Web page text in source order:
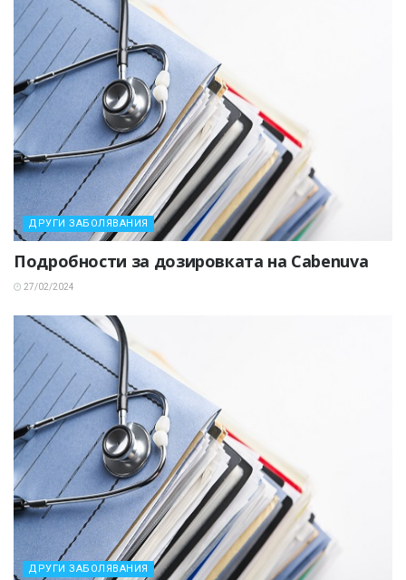
ДРУГИ ЗАБОЛЯВАНИЯ
Подробности за дозировката на Cabenuva
27/02/2024
ДРУГИ ЗАБОЛЯВАНИЯ